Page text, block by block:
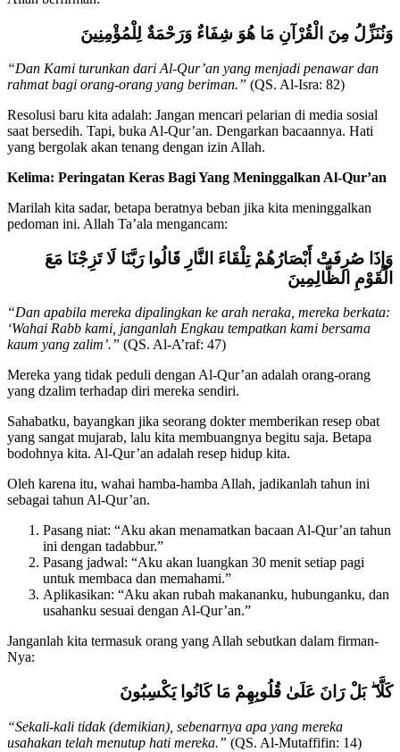
وَنُنَزِّلُ مِنَ الْقُرْآنِ مَا هُوَ شِفَاءٌ وَرَحْمَةٌ لِلْمُؤْمِنِينَ
“Dan Kami turunkan dari Al-Qur’an yang menjadi penawar dan
rahmat bagi orang-orang yang beriman.” (QS. Al-Isra: 82)
Resolusi baru kita adalah: Jangan mencari pelarian di media sosial
saat bersedih. Tapi, buka Al-Qur’an. Dengarkan bacaannya. Hati
yang bergolak akan tenang dengan izin Allah.
Kelima: Peringatan Keras Bagi Yang Meninggalkan Al-Qur’an
Marilah kita sadar, betapa beratnya beban jika kita meninggalkan
pedoman ini. Allah Ta’ala mengancam:
وَإِذَا صُرِفَتْ أَبْصَارُهُمْ تِلْقَاءَ النَّارِ قَالُوا رَبَّنَا لَا تَزِجْنَا مَعَ
الْقَوْمِ الظَّالِمِينَ
“Dan apabila mereka dipalingkan ke arah neraka, mereka berkata:
‘Wahai Rabb kami, janganlah Engkau tempatkan kami bersama
kaum yang zalim’.” (QS. Al-A’raf: 47)
Mereka yang tidak peduli dengan Al-Qur’an adalah orang-orang
yang dzalim terhadap diri mereka sendiri.
Sahabatku, bayangkan jika seorang dokter memberikan resep obat
yang sangat mujarab, lalu kita membuangnya begitu saja. Betapa
bodohnya kita. Al-Qur’an adalah resep hidup kita.
Oleh karena itu, wahai hamba-hamba Allah, jadikanlah tahun ini
sebagai tahun Al-Qur’an.
Pasang niat: “Aku akan menamatkan bacaan Al-Qur’an tahun
ini dengan tadabbur.”
Pasang jadwal: “Aku akan luangkan 30 menit setiap pagi
untuk membaca dan memahami.”
Aplikasikan: “Aku akan rubah makananku, hubunganku, dan
usahanku sesuai dengan Al-Qur’an.”
Janganlah kita termasuk orang yang Allah sebutkan dalam firman-
Nya:
كَلَّا ۖ بَلْ رَانَ عَلَىٰ قُلُوبِهِمْ مَا كَانُوا يَكْسِبُونَ
“Sekali-kali tidak (demikian), sebenarnya apa yang mereka
usahakan telah menutup hati mereka.” (QS. Al-Mutaffifin: 14)